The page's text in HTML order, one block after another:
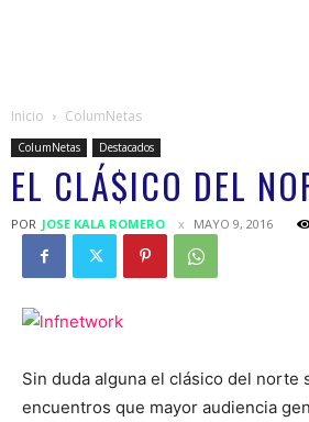
Inicio ColumNetas
ColumNetas Destacados
EL CLÁ$ICO DEL
POR JOSE KALA ROMERO MAYO 9, 2016
Sin duda alguna el clásico del norte
encuentros que mayor audiencia